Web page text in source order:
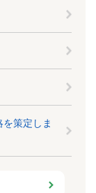
策定しま